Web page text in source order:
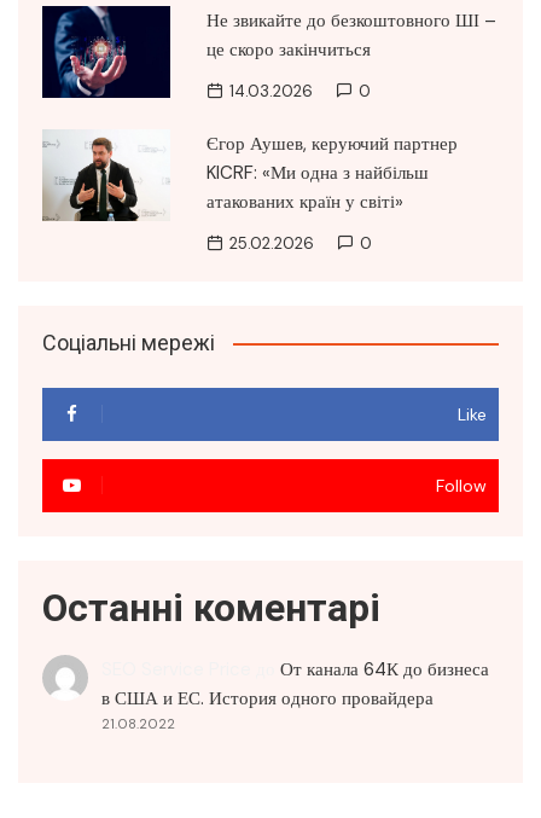
Не звикайте до безкоштовного ШІ –
це скоро закінчиться
14.03.2026 0
Єгор Аушев, керуючий партнер
KICRF: «Ми одна з найбільш
атакованих країн у світі»
25.02.2026 0
Соціальні мережі
Like
Follow
Останні коментарі
От канала 64К до бизнеса
в США и ЕС. История одного провайдера
21.08.2022